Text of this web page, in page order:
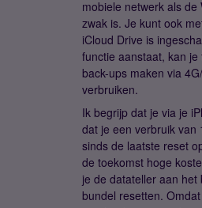
mobiele netwerk als
zwak is. Je kunt ook
iCloud Drive is
functie aanstaat, kan
back-ups maken via
verbruiken.
Ik begrijp dat je via je
dat je een verbruik van
sinds de laatste reset
de toekomst hoge
je de datateller aan het
bundel resetten.